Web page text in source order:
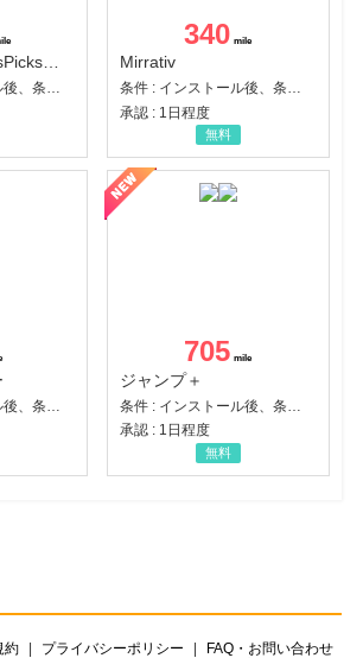
ニュースはNewsPicks｜経済ニュース・就活・ビジネス
条件 : インストール後、条件達成
340
Mirrativ
条件 : インストール後、条件達成
承認 : 1日程度
無料
705
ジャンプ＋
承認 : 1日程度
無料
約 プライバシーポリシー
FAQ・お問い合わせ